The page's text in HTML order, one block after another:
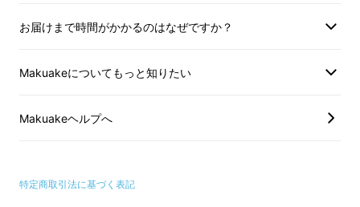
・そう！Pebbleは、探さなくて
おけば、ワンモーションですぐ
面倒臭くないです！
お届けまで時間がかかるのはなぜですか？
Makuakeについてもっと知りたい
Makuakeヘルプへ
特定商取引法に基づく表記